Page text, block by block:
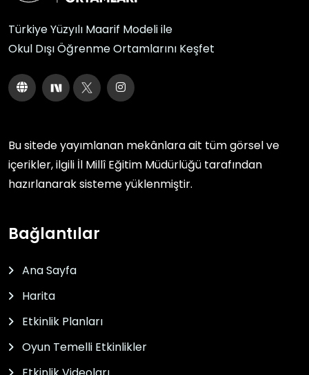
Türkiye Yüzyılı Maarif Modeli ile
Okul Dışı Öğrenme Ortamlarını Keşfet
Bu sitede yayımlanan mekânlara ait tüm görsel ve
içerikler, ilgili İl Millî Eğitim Müdürlüğü tarafından
hazırlanarak sisteme yüklenmiştir.
Bağlantılar
Ana Sayfa
Harita
Etkinlik Planları
Oyun Temelli Etkinlikler